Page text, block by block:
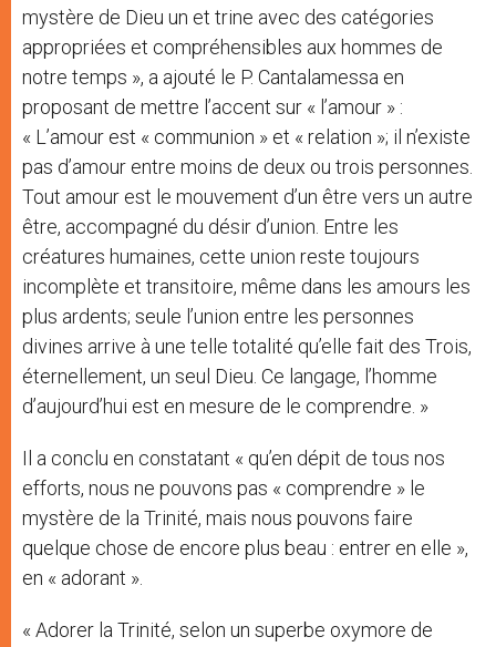
mystère de Dieu un et trine avec des catégories
appropriées et compréhensibles aux hommes de
notre temps », a ajouté le P. Cantalamessa en
proposant de mettre l’accent sur « l’amour » :
« L’amour est « communion » et « relation »; il n’existe
pas d’amour entre moins de deux ou trois personnes.
Tout amour est le mouvement d’un être vers un autre
être, accompagné du désir d’union. Entre les
créatures humaines, cette union reste toujours
incomplète et transitoire, même dans les amours les
plus ardents; seule l’union entre les personnes
divines arrive à une telle totalité qu’elle fait des Trois,
éternellement, un seul Dieu. Ce langage, l’homme
d’aujourd’hui est en mesure de le comprendre. »
Il a conclu en constatant « qu’en dépit de tous nos
efforts, nous ne pouvons pas « comprendre » le
mystère de la Trinité, mais nous pouvons faire
quelque chose de encore plus beau : entrer en elle »,
en « adorant ».
« Adorer la Trinité, selon un superbe oxymore de